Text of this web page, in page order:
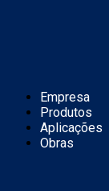
Empresa
Produtos
Aplicações
Obras